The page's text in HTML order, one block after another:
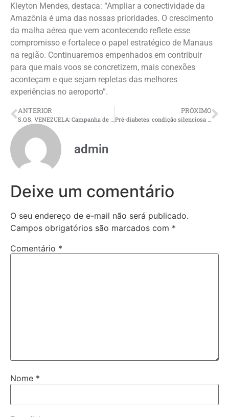
Kleyton Mendes, destaca: “Ampliar a conectividade da
Amazônia é uma das nossas prioridades. O crescimento
da malha aérea que vem acontecendo reflete esse
compromisso e fortalece o papel estratégico de Manaus
na região. Continuaremos empenhados em contribuir
para que mais voos se concretizem, mais conexões
aconteçam e que sejam repletas das melhores
experiências no aeroporto”.
ANTERIOR PRÓXIMO
admin
Deixe um comentário
O seu endereço de e-mail não será publicado.
Campos obrigatórios são marcados com *
Comentário *
Nome *